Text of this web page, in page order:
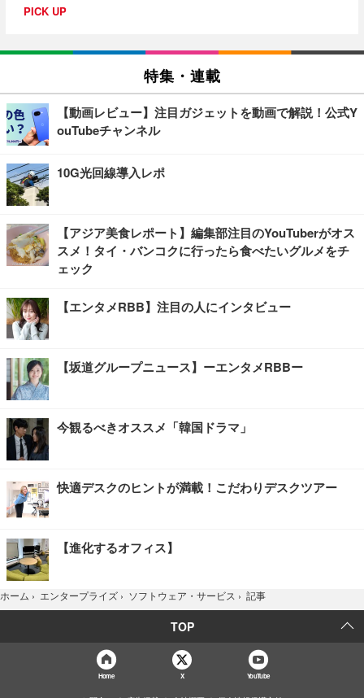
PICK UP
特集・連載
【動画レビュー】注目ガジェットを動画で解説！公式Y
ouTubeチャンネル
10G光回線導入レポ
【アジア美食レポート】編集部注目のYouTuberがオス
スメ！タイ・バンコクに行ったら食べたいグルメをチ
ェック
【エンタメRBB】注目の人にインタビュー
【坂道グループニュース】ーエンタメRBBー
今観るべきオススメ「韓国ドラマ」
快適デスクのヒントが満載！こだわりデスクツアー
【進化するオフィス】
ホーム › エンタープライズ › ソフトウェア・サービス › 記事
TOP
Home X YouTube